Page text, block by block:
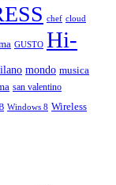
chef cloud
GUSTO Hi-
mondo musica
san valentino
Windows 8 Wireless